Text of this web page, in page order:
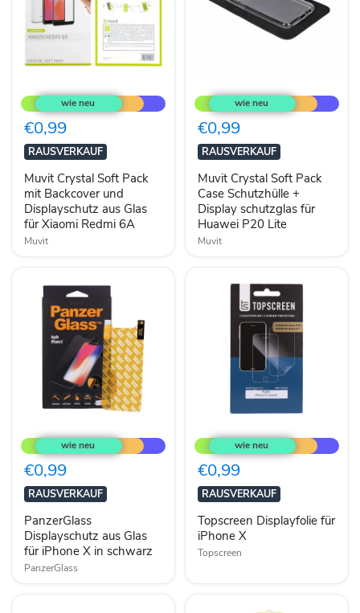
Crystal
Soft
Pack
mit
Backcover
und
Displayschutz
aus
Glas
für
Xiaomi
Redmi
€0,99
RAUSVERKAUF
Muvit Crystal Soft Pack
mit Backcover und
Displayschutz aus Glas
für Xiaomi Redmi 6A
Muvit
Crystal
Soft
Pack
Case
Schutzhülle
+
Display
schutzglas
für
Huawei
P20
Lite
€0,99
RAUSVERKAUF
Muvit Crystal Soft Pack
Case Schutzhülle +
Display schutzglas für
Huawei P20 Lite
Muvit
Displayschutz
aus
Glas
für
iPhone
X
in
schwarz
€0,99
RAUSVERKAUF
PanzerGlass
Displayschutz aus Glas
für iPhone X in schwarz
PanzerGlass
Displayfolie
für
iPhone
X€0,99
RAUSVERKAUF
Topscreen Displayfolie für
iPhone X
Topscreen